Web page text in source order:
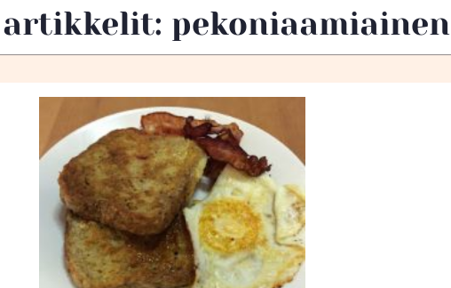
pekoniaamiainen